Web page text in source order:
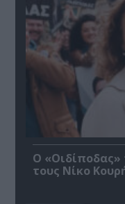
O
τους Νίκο